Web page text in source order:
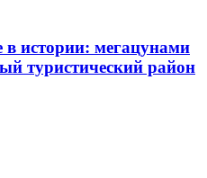
в истории: мегацунами
туристический район